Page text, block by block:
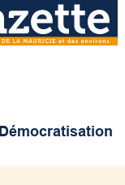
Démocratisation